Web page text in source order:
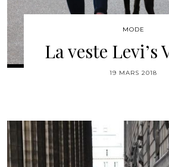
MODE
La veste Levi’s
19 MARS 2018